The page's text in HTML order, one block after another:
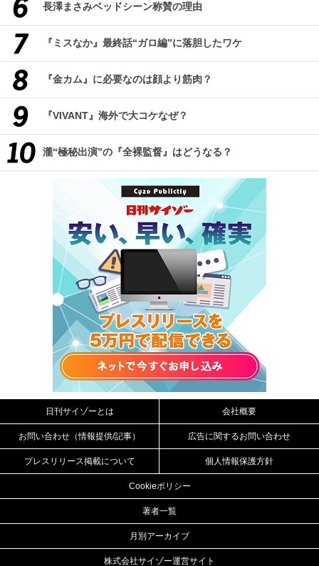
長澤まさみベッドシーン称賛の理由
『ミスなか』最終話“ガロ編”に落胆したワケ
『金カム』に必要なのは顔より筋肉？
『VIVANT』海外で大コケなぜ？
瀧“極秘出演”の『全裸監督』はどうなる？
日刊サイゾーとは 会社概要
お問い合わせ（情報提供/記事） 広告に関するお問い合わせ
プレスリリース掲載について 個人情報保護方針
Cookieポリシー
著者一覧
月別アーカイブ
株式会社サイゾー運営サイト